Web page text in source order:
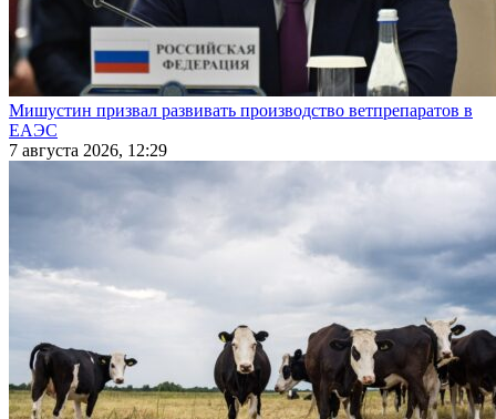
Мишустин призвал развивать производство ветпрепаратов в
ЕАЭС
7 августа 2026, 12:29